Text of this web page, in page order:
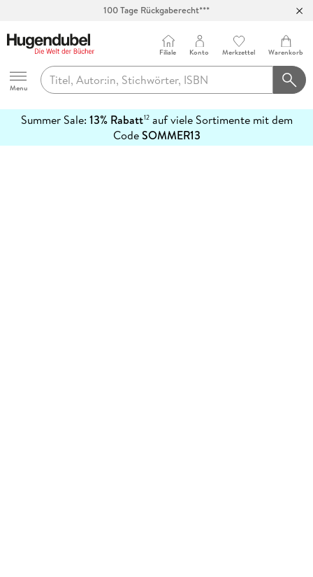
100 Tage Rückgaberecht***
Hugendubel
Menu
Filiale Konto Merkzettel Warenkorb
Summer Sale: 13% Rabatt12auf viele Sortimente mit dem
CodeSOMMER13
erfahren